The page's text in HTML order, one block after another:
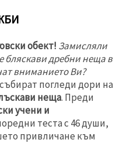
обект! Замисляли
бляскави дребни неща в
вниманието Ви?
погледи дори на
неща. Преди
учени и
теста с 46 души,
привличане към